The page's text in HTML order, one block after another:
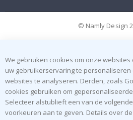
© Namly Design
We gebruiken cookies om onze
uw gebruikerservaring te
websites te analyseren. Derden, zoals
cookies gebruiken om
Selecteer alstublieft een van de
voorkeuren aan te geven. Details over